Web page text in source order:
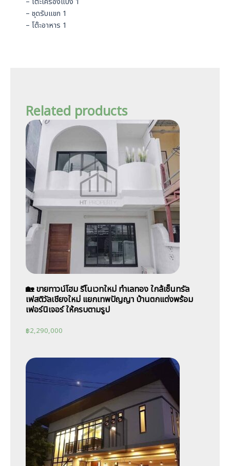
– ชุดรับแขก 1
– โต๊ะอาหาร 1
Related products
🏡 ขายทาวน์โฮม รีโนเวทใหม่ ทำเลทอง ใกล้เซ็นทรัล
เฟสติวัลเชียงใหม่ แยกเทพปัญญา บ้านตกแต่งพร้อม
เฟอร์นิเจอร์ ให้ครบตามรูป
฿2,290,000